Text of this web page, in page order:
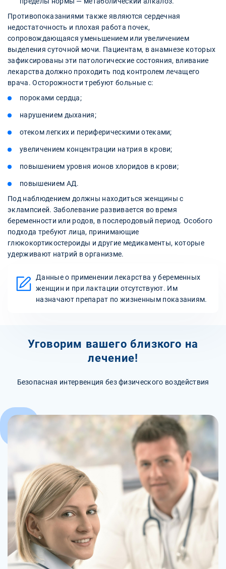
Противопоказаниями также являются сердечная
недостаточность и плохая работа почек,
сопровождающаяся уменьшением или увеличением
выделения суточной мочи. Пациентам, в анамнезе которых
зафиксированы эти патологические состояния, вливание
лекарства должно проходить под контролем лечащего
врача. Осторожности требуют больные с:
пороками сердца;
нарушением дыхания;
отеком легких и периферическими отеками;
увеличением концентрации натрия в крови;
повышением уровня ионов хлоридов в крови;
повышением АД.
Под наблюдением должны находиться женщины с
эклампсией. Заболевание развивается во время
беременности или родов, в послеродовый период. Особого
подхода требуют лица, принимающие
глюкокортикостероиды и другие медикаменты, которые
удерживают натрий в организме.
Данные о применении лекарства у беременных
женщин и при лактации отсутствуют. Им
назначают препарат по жизненным показаниям.
Уговорим вашего близкого на
лечение!
Безопасная интервенция без физического воздействия